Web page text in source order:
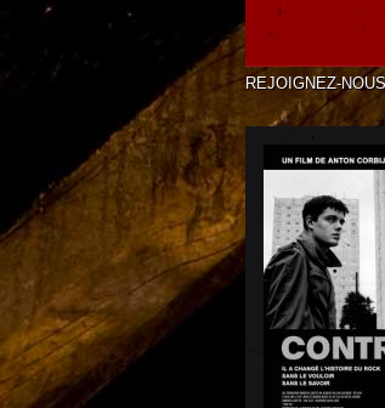
REJOIGNEZ-